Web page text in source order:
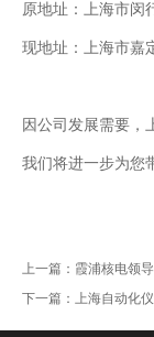
原地址：上海市闵
现地址：上海市嘉
因公司发展需要，
我们将进一步为您
上一篇： 霞浦核电领
下一篇： 上海自动化